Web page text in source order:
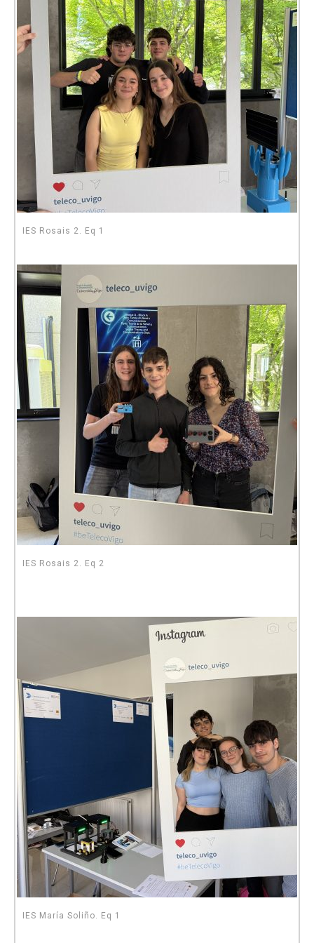
IES Rosais 2. Eq 1
IES Rosais 2. Eq 2
IES María Soliño. Eq 1